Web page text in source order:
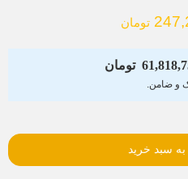
تومان
تومان
به سبد خرید